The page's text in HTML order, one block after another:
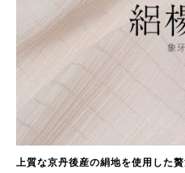
上質な京丹後産の絹地を使用した